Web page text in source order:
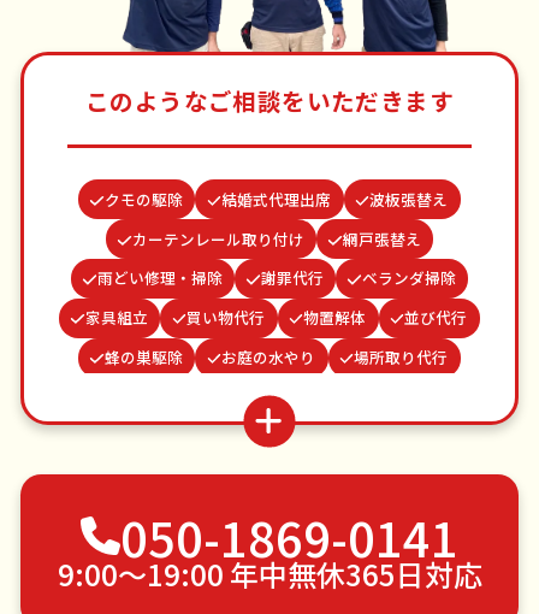
このようなご相談をいただきます
クモの駆除 結婚式代理出席
波板張替え
カーテンレール取り付け
網戸張替え
雨どい修理・掃除
謝罪代行
ベランダ掃除
家具組立
買い物代行 物置解体
並び代行
蜂の巣駆除
お庭の水やり
場所取り代行
遺品整理・生前整理
ゴキブリ駆除
水道パッキン交換
つた・ツルの撤去
不用品回収
ゴミ屋敷片付け
植木の剪定
植木の伐採
手すり取り付け
ペットのお世話
エアコンクリーニング
050-1869-0141
9:00〜19:00 年中無休365日対応